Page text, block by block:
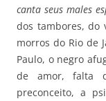
canta seus males
dos tambores, do
morros do Rio de
Paulo, o negro
de amor, falta
preconceito, a